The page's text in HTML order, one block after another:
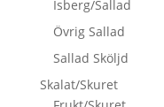
Isberg/Sallad
Övrig Sallad
Sallad Sköljd
Skalat/Skuret